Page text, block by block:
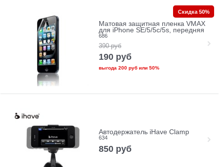
Матовая защитная пленка VMAX
для iPhone SE/5/5c/5s, передняя
686
390 руб
190 руб
выгода 200 рубили 50%
Скидка 50%
Автодержатель iHave Clamp
634
850 руб